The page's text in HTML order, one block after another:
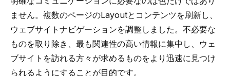
ません。複数のページのLayoutとコンテンツを刷新し、
ウェブサイトナビゲーションを調整しました。不必要な
ものを取り除き、最も関連性の高い情報に集中し、ウェ
ブサイトを訪れる方々が求めるものをより迅速に見つけ
られるようにすることが目的です。